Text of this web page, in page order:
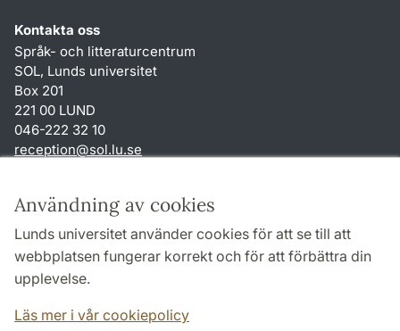
Användning av cookies
Lunds universitet använder cookies för att se till att
webbplatsen fungerar korrekt och för att förbättra din
upplevelse.
Läs mer i vår cookiepolicy
Kontakta oss
Språk- och litteraturcentrum
SOL, Lunds universitet
Box 201
221 00 LUND
046-222 32 10
reception@sol.lu.se
Genvägar
Om webbplatsen och cookies
Behandling av personuppgifter
Tillgänglighetsredogörelse